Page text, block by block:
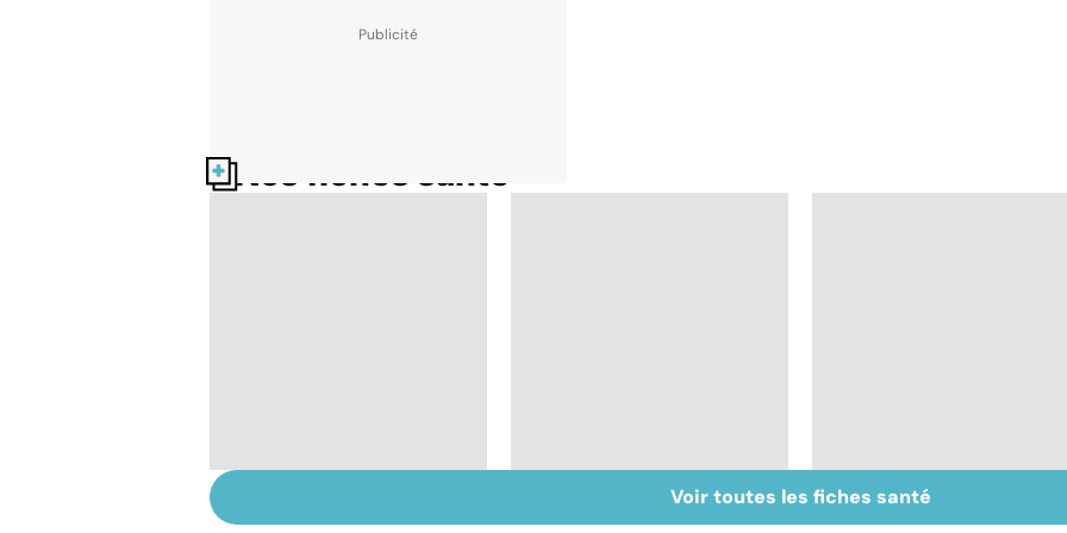
Nos fiches santé
Tout savoir sur les
Le système
Voir toutes les fiches santé